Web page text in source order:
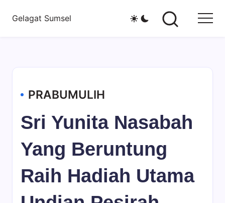
Gelagat Sumsel
PRABUMULIH
Sri Yunita Nasabah
Yang Beruntung
Raih Hadiah Utama